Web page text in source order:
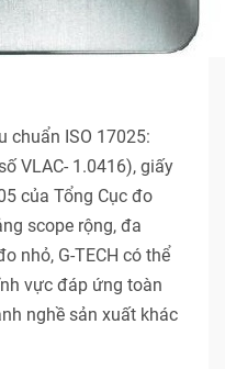
chuẩn ISO 17025:
VLAC- 1.0416), giấy
của Tổng Cục đo
scope rộng, đa
nhỏ, G-TECH có thể
vực đáp ứng toàn
nghề sản xuất khác